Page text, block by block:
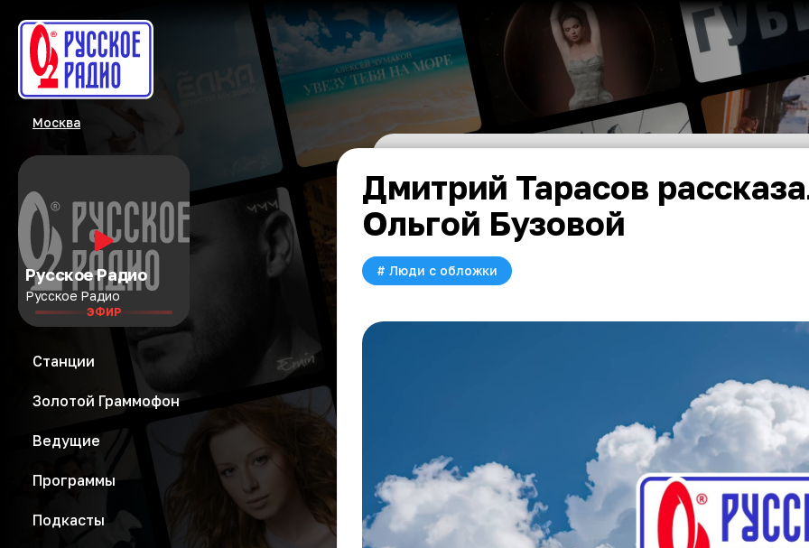
Москва
Русское Радио
Русское Радио
ЭФИР
Станции
Золотой Граммофон
Ведущие
Программы
Подкасты
Дмитрий Тарасов
Ольгой Бузовой
# Люди с обложки